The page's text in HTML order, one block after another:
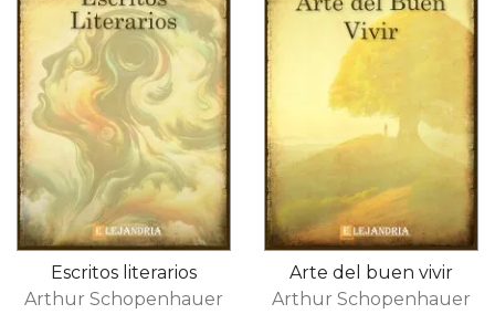
Escritos literarios
Arthur Schopenhauer
Arte del buen vivir
Arthur Schopenhauer